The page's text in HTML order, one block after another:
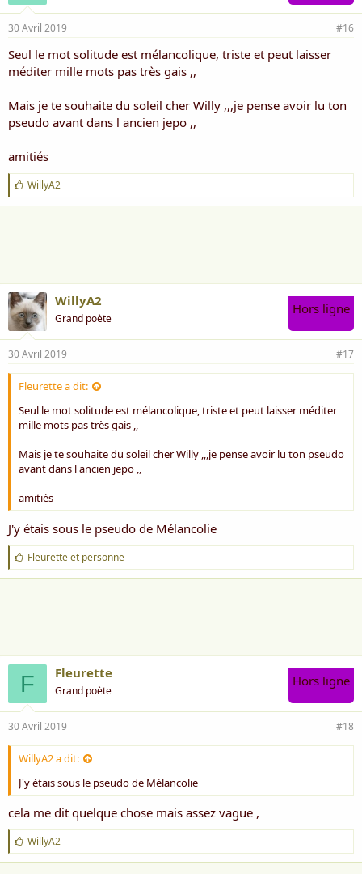
30 Avril 2019 #16
Seul le mot solitude est mélancolique, triste et peut laisser
méditer mille mots pas très gais ,,
Mais je te souhaite du soleil cher Willy ,,,je pense avoir lu ton
pseudo avant dans l ancien jepo ,,
amitiés
J
'
a
WillyA2
WillyA2
Grand poète
Hors ligne
30 Avril 2019 #17
Fleurette a dit:
Seul le mot solitude est mélancolique, triste et peut laisser méditer
mille mots pas très gais ,,
Mais je te souhaite du soleil cher Willy ,,,je pense avoir lu ton pseudo
avant dans l ancien jepo ,,
amitiés
J'y étais sous le pseudo de Mélancolie
J
'
a
Fleuretteet personne
F Fleurette
Grand poète
Hors ligne
30 Avril 2019 #18
WillyA2 a dit:
J'y étais sous le pseudo de Mélancolie
cela me dit quelque chose mais assez vague ,
J
'
a
WillyA2